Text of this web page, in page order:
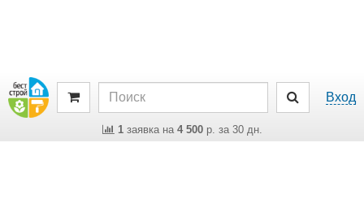
Вход
1заявка на 4 500р. за 30 дн.